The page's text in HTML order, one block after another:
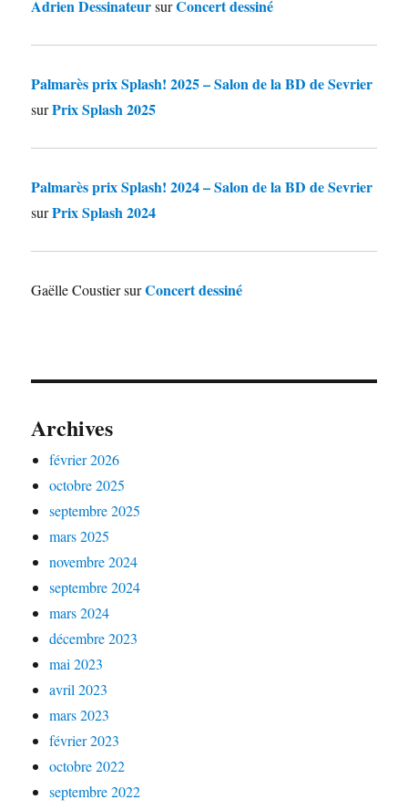
Adrien DessinateursurConcert dessiné
Palmarès prix Splash! 2025 – Salon de la BD de Sevrier
surPrix Splash 2025
Palmarès prix Splash! 2024 – Salon de la BD de Sevrier
surPrix Splash 2024
Gaëlle CoustiersurConcert dessiné
Archives
février 2026
octobre 2025
septembre 2025
mars 2025
novembre 2024
septembre 2024
mars 2024
décembre 2023
mai 2023
avril 2023
mars 2023
février 2023
octobre 2022
septembre 2022